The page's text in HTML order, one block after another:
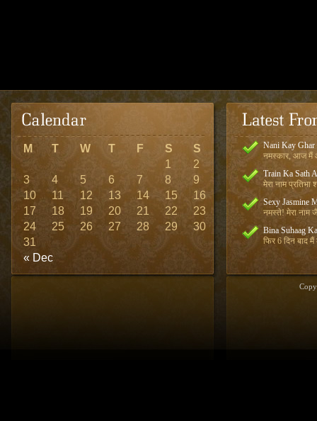
M T W T F S S
« Dec
1
2
3
4 5 6 7 8
9
10
11 12 13 14 15
16
17
18 19 20 21 22
23
24
25 26 27 28 29
30
31
Nani Kay Ghar
नमस्कार, आज मैं
Train Ka Sath
मेरा नाम प्रतिभा
Sexy Jasmine
नमस्ते! मेरा नाम
Bina Suhaag
फिर 6 दिन बाद